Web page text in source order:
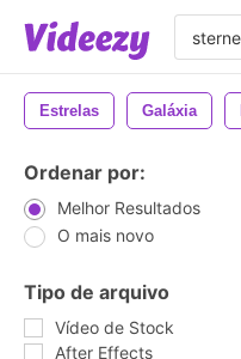
Estrelas Galáxia
Ordenar por:
Melhor Resultados
O mais novo
Tipo de arquivo
Vídeo de Stock
After Effects